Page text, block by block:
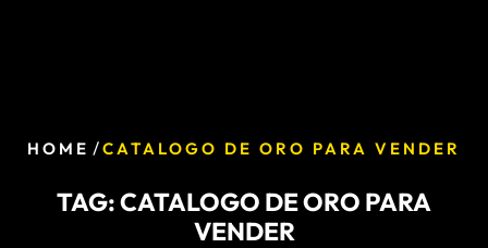
HOME /CATALOGO DE ORO PARA VENDER
TAG:CATALOGO DE ORO PARA
VENDER